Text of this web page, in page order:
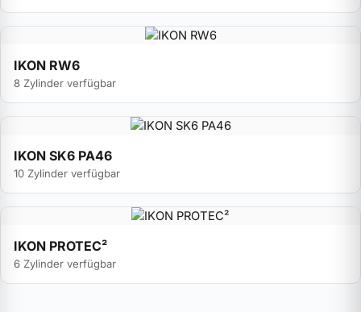
IKON RW6
8 Zylinder verfügbar
IKON SK6 PA46
10 Zylinder verfügbar
IKON PROTEC²
6 Zylinder verfügbar